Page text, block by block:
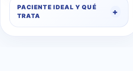
PACIENTE IDEAL Y QUÉ
TRATA